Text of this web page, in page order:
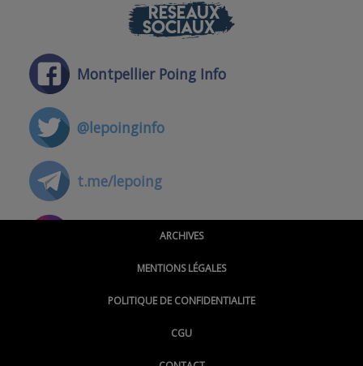
RÉSEAUX
SOCIAUX
Montpellier Poing Info
@lepoinginfo
t.me/lepoing
@montpellierpoinginfo
@LePoingMontpellier
ARCHIVES
MENTIONS LÉGALES
POLITIQUE DE CONFIDENTIALITE
CGU